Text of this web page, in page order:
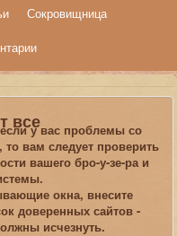
Сокровищница
всеу вас проблемы со
вам следует проверить
вашего бро-у-зе-ра и
окна, внесите
доверенных сайтов -
исчезнуть.